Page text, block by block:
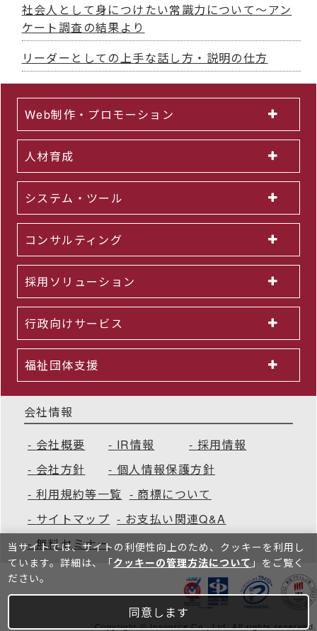
社会人として身につけたい常識力について～アン
ケート調査の結果より
リーダーとしての上手な話し方・説明の仕方
Web制作・プロモーション
人材育成
システム・ツール
コンサルティング
採用ソリューション
行政向けサービス
福祉団体支援
会社情報
会社概要
IR情報
採用情報
会社方針
個人情報保護方針
利用規約等一覧
商標について
サイトマップ
お支払い関連Q&A
無料セミナー
Copyright © Insource Co., Ltd. All rights reserved.
当サイトでは、サイトの利便性向上のため、クッキーを利⽤し
ています。詳細は、「クッキーの管理方法について 」をご覧く
ださい。
同意します